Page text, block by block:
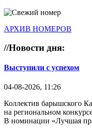
АРХИВ НОМЕРОВ
//Новости дня:
Выступили с успехом
04-08-2026, 11:26
Коллектив барышского
на региональном
В номинации «Лучшая